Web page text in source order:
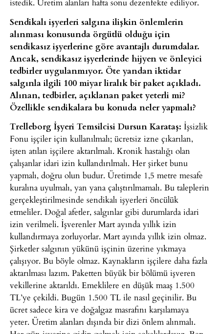
Sendikalı işyerleri salgına ilişkin önlemlerin
alınması konusunda örgütlü olduğu için
sendikasız işyerlerine göre avantajlı durumdalar.
Ancak, sendikasız işyerlerinde hijyen ve önleyici
tedbirler uygulanmıyor. Öte yandan iktidar
salgınla ilgili 100 miyar liralık bir paket açıkladı.
Alınan, tedbirler, açıklanan paket yeterli mi?
Özellikle sendikalara bu konuda neler yapmalı?
Trelleborg İşyeri Temsilcisi Dursun Karataş: İşsizlik
Fonu işçiler için kullanılmalı; ücretsiz izne çıkarılan,
işten atılan işçilere aktarılmalı. Kronik hastalığı olan
çalışanlar idari izin kullandırılmalı. Her şirket bunu
yapmalı, doğru olun budur. Üretimde 1,5 metre mesafe
kuralına uyulmalı, yan yana çalıştırılmamalı. Bu taleplerin
gerçekleştirilmesinde sendikalı işyerleri öncülük
etmeliler. Doğal afetler, salgınlar gibi durumlarda idari
izin verilmeli. İşverenler Mart ayında yıllık izin
kullandırmaya zorluyorlar. Mart ayında yıllık izin olmaz.
Şirketler salgının yükünü işçinin üzerine yıkmaya
çalışıyor. Bu böyle olmaz. Kaynakların işçilere daha fazla
aktarılması lazım. Paketten büyük bir bölümü işveren
vekillerine aktarıldı. Emeklilere en düşük maaş 1.500
TL’ye çekildi. Bugün 1.500 TL ile nasıl geçinilir. Bu
ücret sadece kira ve doğalgaz masrafını karşılamaya
yeter. Üretim alanları dışında bir dizi önlem alınmalı.